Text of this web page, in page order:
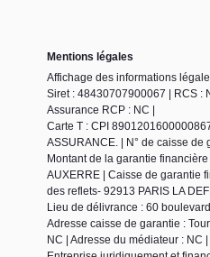
Mentions légales
Affichage des informations
Siret : 48430707900067 | RCS :
Assurance RCP : NC |
Carte T : CPI
ASSURANCE. | N° de caisse de
Montant de la garantie
AUXERRE | Caisse de garantie
des reflets- 92913 PARIS LA
Lieu de délivrance : 60
Adresse caisse de garantie :
NC | Adresse du médiateur : NC